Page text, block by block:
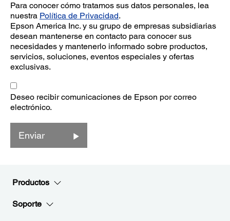
Para conocer cómo tratamos sus datos personales, lea
nuestra Política de Privacidad.
Epson America Inc. y su grupo de empresas subsidiarias
desean mantenerse en contacto para conocer sus
necesidades y mantenerlo informado sobre productos,
servicios, soluciones, eventos especiales y ofertas
exclusivas.
Deseo recibir comunicaciones de Epson por correo
electrónico.
Enviar
Productos
Soporte